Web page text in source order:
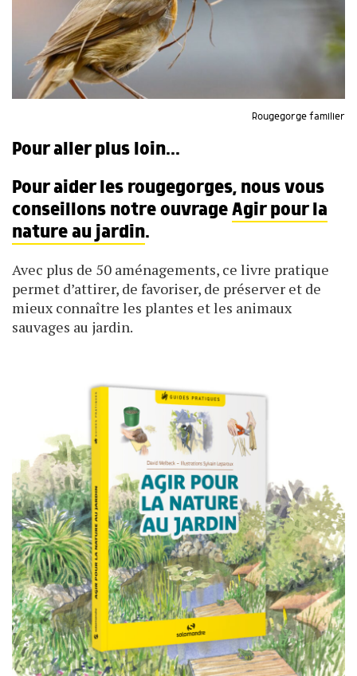
Rougegorge familier
Pour aller plus loin...
Pour aider les rougegorges, nous vous
conseillons notre ouvrageAgir pour la
nature au jardin.
Avec plus de 50 aménagements, ce livre pratique
permet d’attirer, de favoriser, de préserver et de
mieux connaître les plantes et les animaux
sauvages au jardin.